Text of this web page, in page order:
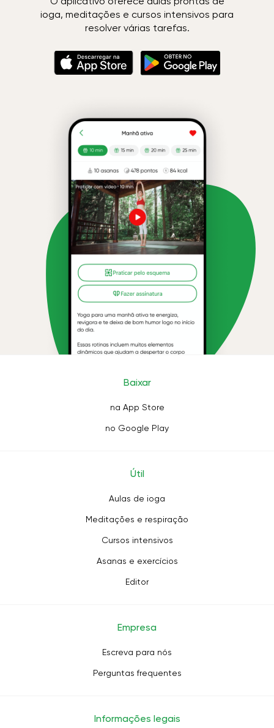
ioga, meditações e cursos intensivos para
resolver várias tarefas.
Baixar
na App Store
no Google Play
Útil
Aulas de ioga
Meditações e respiração
Cursos intensivos
Asanas e exercícios
Editor
Empresa
Escreva para nós
Perguntas frequentes
Informações legais